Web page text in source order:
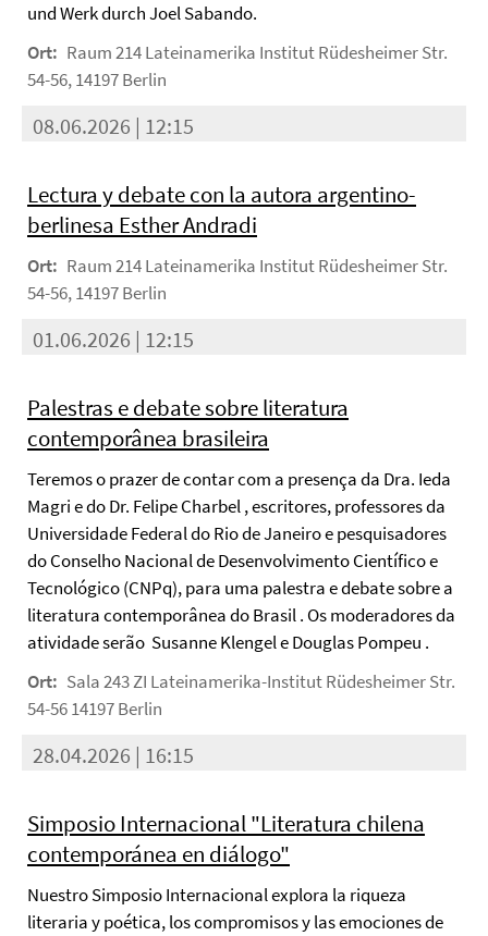
und Werk durch Joel Sabando.
Ort: Raum 214 Lateinamerika Institut Rüdesheimer Str.
54-56, 14197 Berlin
08.06.2026 | 12:15
Lectura y debate con la autora argentino-
berlinesa Esther Andradi
Ort: Raum 214 Lateinamerika Institut Rüdesheimer Str.
54-56, 14197 Berlin
01.06.2026 | 12:15
Palestras e debate sobre literatura
contemporânea brasileira
Teremos o prazer de contar com a presença da Dra. Ieda
Magri e do Dr. Felipe Charbel , escritores, professores da
Universidade Federal do Rio de Janeiro e pesquisadores
do Conselho Nacional de Desenvolvimento Científico e
Tecnológico (CNPq), para uma palestra e debate sobre a
literatura contemporânea do Brasil . Os moderadores da
atividade serão Susanne Klengel e Douglas Pompeu .
Ort: Sala 243 ZI Lateinamerika-Institut Rüdesheimer Str.
54-56 14197 Berlin
28.04.2026 | 16:15
Simposio Internacional "Literatura chilena
contemporánea en diálogo"
Nuestro Simposio Internacional explora la riqueza
literaria y poética, los compromisos y las emociones de